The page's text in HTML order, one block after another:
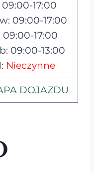
09:00-17:00
09:00-17:00
09:00-17:00
09:00-13:00
Nieczynne
DOJAZDU